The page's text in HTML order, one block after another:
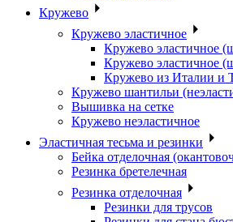
Кружево
Кружево эластичное
Кружево эластичное
Кружево эластичное
Кружево из Италии и
Кружево шантильи
Вышивка на сетке
Кружево неэластичное
Эластичная тесьма и резинки
Бейка отделочная
Резинка бретелечная
Резинка отделочная
Резинки для трусов